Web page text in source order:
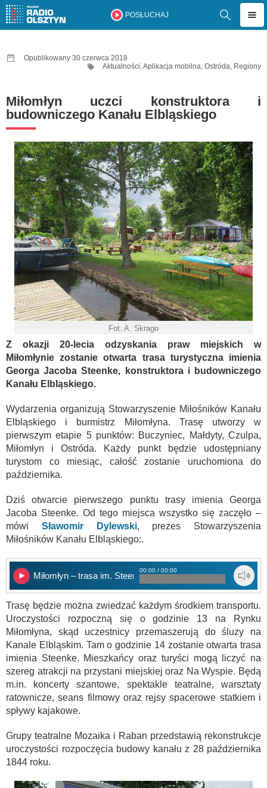
POSŁUCHAJ
Opublikowany 30 czerwca 2018
Aktualności,Aplikacja mobilna, Ostróda, Regiony
Miłomłyn uczci konstruktora i
budowniczego Kanału Elbląskiego
Fot. A. Skrago
Z okazji 20-lecia odzyskania praw miejskich w
Miłomłynie zostanie otwarta trasa turystyczna imienia
Georga Jacoba Steenke,
konstruktora i budowniczego
Kanału Elbląskiego.
Wydarzenia organizują Stowarzyszenie Miłośników Kanału
Elbląskiego i burmistrz Miłomłyna. Trasę utworzy w
pierwszym etapie 5 punktów: Buczyniec, Małdyty, Czulpa,
Miłomłyn i Ostróda. Każdy punkt będzie udostępniany
turystom co miesiąc, całość zostanie uruchomiona do
października.
Dziś otwarcie pierwszego punktu trasy imienia Georga
Jacoba Steenke. Od tego miejsca wszystko się zaczęło –
mówi Sławomir Dylewski, prezes Stowarzyszenia
Miłośników Kanału Elbląskiego:.
Miłomłyn – trasa im. Steenke
00:00 / 00:00
Trasę będzie można zwiedzać każdym środkiem transportu.
Uroczystości rozpoczną się o godzinie 13 na Rynku
Miłomłyna, skąd uczestnicy przemaszerują do śluzy na
Kanale Elbląskim. Tam o godzinie 14 zostanie otwarta trasa
imienia Steenke. Mieszkańcy oraz turyści mogą liczyć na
szereg atrakcji na przystani miejskiej oraz Na Wyspie. Będą
m.in. koncerty szantowe, spektakle teatralne, warsztaty
ratownicze, seans filmowy oraz rejsy spacerowe statkiem i
spływy kajakowe.
Grupy teatralne Mozaika i Raban przedstawią rekonstrukcje
uroczystości rozpoczęcia budowy kanału z 28 października
1844 roku.